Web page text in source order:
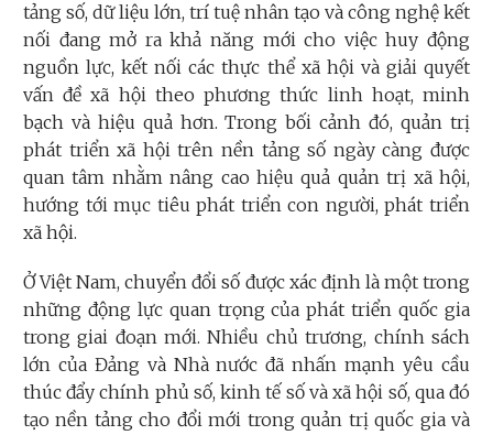
tảng số, dữ liệu lớn, trí tuệ nhân tạo và công nghệ kết
nối đang mở ra khả năng mới cho việc huy động
nguồn lực, kết nối các thực thể xã hội và giải quyết
vấn đề xã hội theo phương thức linh hoạt, minh
bạch và hiệu quả hơn. Trong bối cảnh đó, quản trị
phát triển xã hội trên nền tảng số ngày càng được
quan tâm nhằm nâng cao hiệu quả quản trị xã hội,
hướng tới mục tiêu phát triển con người, phát triển
xã hội.
Ở Việt Nam, chuyển đổi số được xác định là một trong
những động lực quan trọng của phát triển quốc gia
trong giai đoạn mới. Nhiều chủ trương, chính sách
lớn của Đảng và Nhà nước đã nhấn mạnh yêu cầu
thúc đẩy chính phủ số, kinh tế số và xã hội số, qua đó
tạo nền tảng cho đổi mới trong quản trị quốc gia và